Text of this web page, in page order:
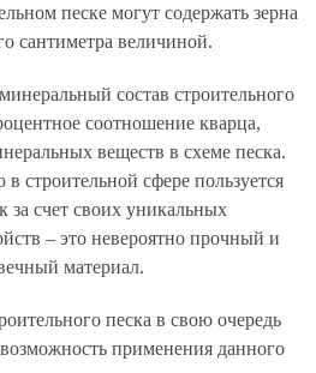
песке могут содержать зерна
сантиметра величиной.
состав строительного
соотношение кварца,
веществ в схеме песка.
строительной сфере пользуется
за счет своих уникальных
– это невероятно прочный и
материал.
песка в свою очередь
применения данного